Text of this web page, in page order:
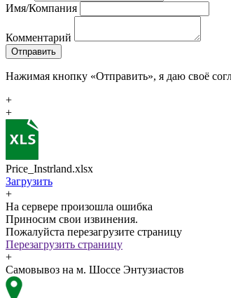
Имя/Компания
Комментарий
Отправить
Нажимая кнопку «Отправить», я даю своё
+
+
Price_Instrland.xlsx
Загрузить
+
На сервере произошла ошибка
Приносим свои извинения.
Пожалуйста перезагрузите страницу
Перезагрузить страницу
+
Самовывоз на м. Шоссе Энтузиастов